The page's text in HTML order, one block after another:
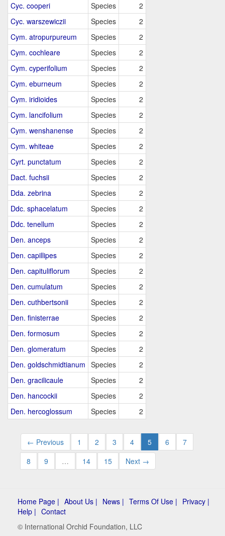
Cyc. cooperi
Species
2
Cyc. warszewiczii
Species
2
Cym. atropurpureum
Species
2
Cym. cochleare
Species
2
Cym. cyperifolium
Species
2
Cym. eburneum
Species
2
Cym. iridioides
Species
2
Cym. lancifolium
Species
2
Cym. wenshanense
Species
2
Cym. whiteae
Species
2
Cyrt. punctatum
Species
2
Dact. fuchsii
Species
2
Dda. zebrina
Species
2
Ddc. sphacelatum
Species
2
Ddc. tenellum
Species
2
Den. anceps
Species
2
Den. capillipes
Species
2
Den. capituliflorum
Species
2
Den. cumulatum
Species
2
Den. cuthbertsonii
Species
2
Den. finisterrae
Species
2
Den. formosum
Species
2
Den. glomeratum
Species
2
Den. goldschmidtianum Species
2
Den. gracilicaule
Species
2
Den. hancockii
Species
2
Den. hercoglossum
Species 2
← Previous 1 2 3 4 5 6
7
8
9 … 14 15 Next →
Home Page | About Us | News | Terms Of Use | Privacy |
Help | Contact
© International Orchid Foundation, LLC